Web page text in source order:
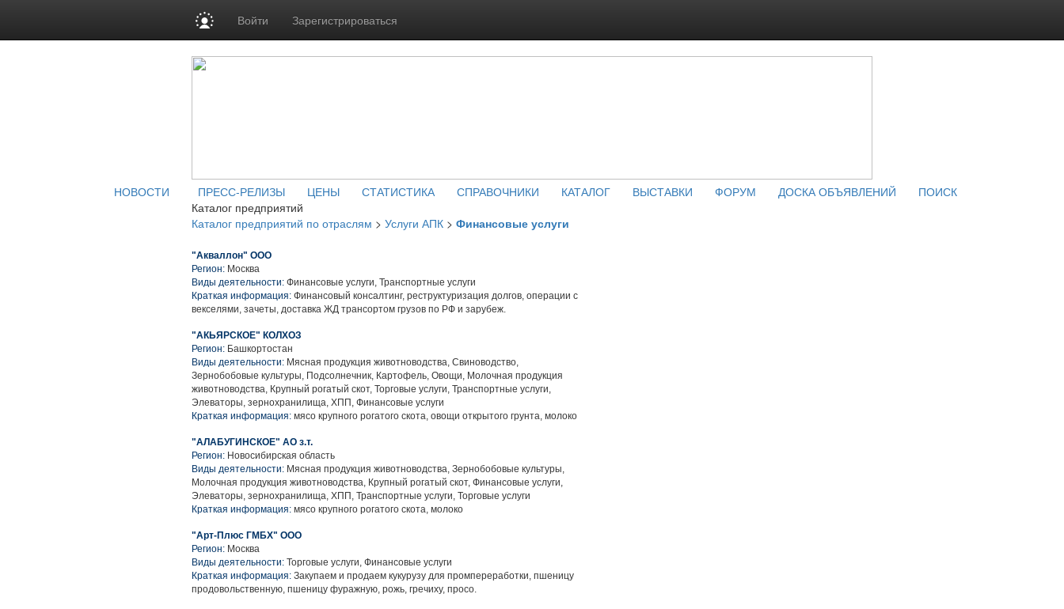
Войти Зарегистрироваться
НОВОСТИ ПРЕСС-РЕЛИЗЫ ЦЕНЫ СТАТИСТИКА СПРАВОЧНИКИ КАТАЛОГ ВЫСТАВКИ ФОРУМ ДОСКА ОБЪЯВЛЕНИЙ
ПОИСК
Каталог предприятий
Каталог предприятий по отраслям > Услуги АПК > Финансовые услуги
"Акваллон" ООО
Регион: Москва
Виды деятельности: Финансовые услуги, Транспортные услуги
Краткая информация: Финансовый консалтинг, реструктуризация долгов, операции с
векселями, зачеты, доставка ЖД трансортом грузов по РФ и зарубеж.
"АКЬЯРСКОЕ" КОЛХОЗ
Регион: Башкортостан
Виды деятельности: Мясная продукция животноводства, Свиноводство,
Зернобобовые культуры, Подсолнечник, Картофель, Овощи, Молочная продукция
животноводства, Крупный рогатый скот, Торговые услуги, Транспортные услуги,
Элеваторы, зернохранилища, ХПП, Финансовые услуги
Краткая информация: мясо крупного рогатого скота, овощи открытого грунта, молоко
"АЛАБУГИНСКОЕ" АО з.т.
Регион: Новосибирская область
Виды деятельности: Мясная продукция животноводства, Зернобобовые культуры,
Молочная продукция животноводства, Крупный рогатый скот, Финансовые услуги,
Элеваторы, зернохранилища, ХПП, Транспортные услуги, Торговые услуги
Краткая информация: мясо крупного рогатого скота, молоко
"Арт-Плюс ГМБХ" ООО
Регион: Москва
Виды деятельности: Торговые услуги, Финансовые услуги
Краткая информация: Закупаем и продаем кукурузу для промпереработки, пшеницу
продовольственную, пшеницу фуражную, рожь, гречиху, просо.